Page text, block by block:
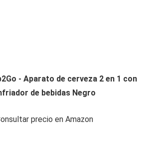
- Aparato de cerveza 2 en 1 con
de bebidas Negro
precio en Amazon